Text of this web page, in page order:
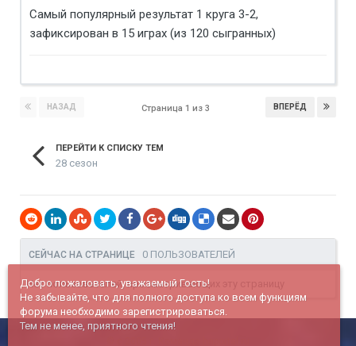
Самый популярный результат 1 круга 3-2,
зафиксирован в 15 играх (из 120 сыгранных)
НАЗАД ВПЕРЁД
Страница 1 из 3
ПЕРЕЙТИ К СПИСКУ ТЕМ
28 сезон
СЕЙЧАС НА СТРАНИЦЕ 0 ПОЛЬЗОВАТЕЛЕЙ
Нет пользователей, просматривающих эту страницу
Добро пожаловать, уважаемый Гость!
Не забывайте, что для полного доступа ко всем функциям
форума необходимо зарегистрироваться.
Тем не менее, приятного чтения!